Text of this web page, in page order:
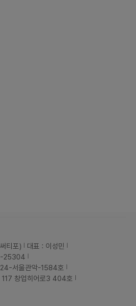
티포)
대표 : 이성민
25304
서울관악-1584호
117 창업히어로3 404호